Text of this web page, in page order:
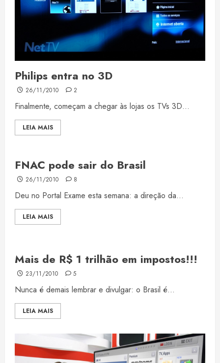
Philips entra no 3D
26/11/2010 2
Finalmente, começam a chegar às lojas os TVs 3D...
LEIA MAIS
FNAC pode sair do Brasil
26/11/2010 8
Deu no Portal Exame esta semana: a direção da...
LEIA MAIS
Mais de R$ 1 trilhão em impostos!!!
23/11/2010 5
Nunca é demais lembrar e divulgar: o Brasil é...
LEIA MAIS